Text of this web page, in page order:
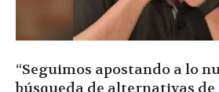
“Seguimos apostando a lo